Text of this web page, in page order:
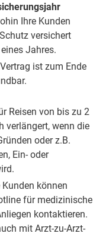
Ihre Kunden
versichert
Jahres.
ist zum Ende
Reisen von bis zu 2
verlängert, wenn die
oder z.B.
Ein- oder
Kunden können
für medizinische
kontaktieren.
mit Arzt-zu-Arzt-